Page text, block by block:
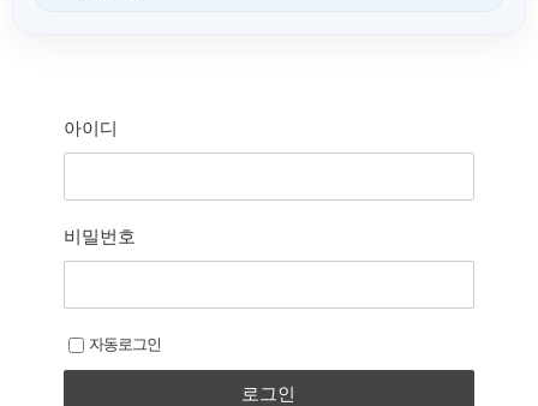
아이디
비밀번호
자동로그인
로그인